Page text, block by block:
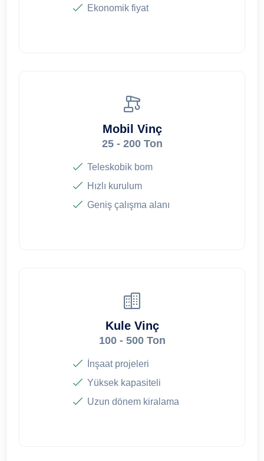
Ekonomik fiyat
Mobil Vinç
25 - 200 Ton
Teleskobik bom
Hızlı kurulum
Geniş çalışma alanı
Kule Vinç
100 - 500 Ton
İnşaat projeleri
Yüksek kapasiteli
Uzun dönem kiralama